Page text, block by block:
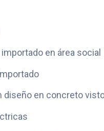
en área social
diseño en concreto